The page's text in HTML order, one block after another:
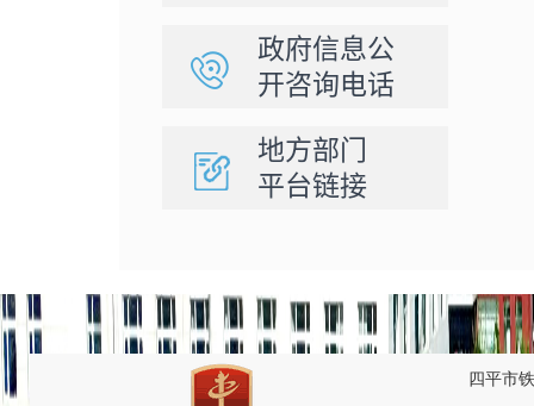
政府信息公
开咨询电话
地方部门
平台链接